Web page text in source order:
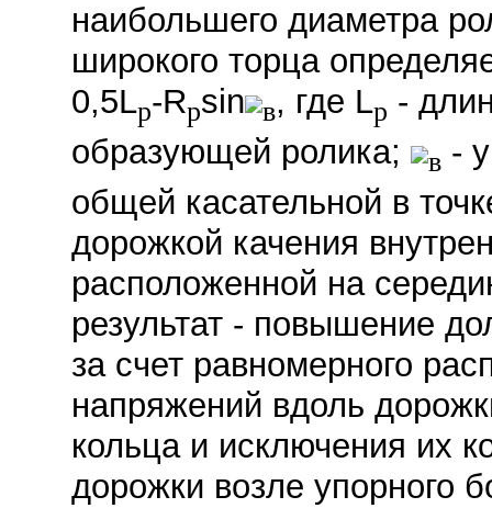
наибольшего диаметра
широкого торца
0,5Lp-Rpsin в, где Lp -
образующей ролика;
в -
общей касательной в
дорожкой качения
расположенной на
результат - повышение
за счет равномерного
напряжений вдоль
кольца и исключения их
дорожки возле упорного